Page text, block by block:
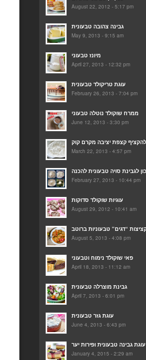
August 22, 2012 - 5:17 pm
גבינה צהובה טבעונית
May 9, 2013 - 9:15 am
מיונז טבעוני
April 27, 2013 - 12:32 pm
עוגת טריקולד טבעונית
February 26, 2013 - 7:04 pm
ממרח שוקולד נוטלה טבעוני
June 12, 2013 - 3:30 pm
March 22, 2013 - 4:57 pm
February 27, 2013 - 10:44 pm
עוגיות שוקולד סדוקות
August 29, 2012 - 10:41 am
August 5, 2013 - 4:08 pm
פאי שוקולד נימוח וטבעוני
April 18, 2013 - 11:12 am
גבינת מוצרלה טבעונית
April 7, 2013 - 6:01 pm
עוגת גזר טבעונית
June 4, 2013 - 6:43 pm
עוגת גבינה טבעונית ופירות יער
January 4, 2015 - 2:29 am